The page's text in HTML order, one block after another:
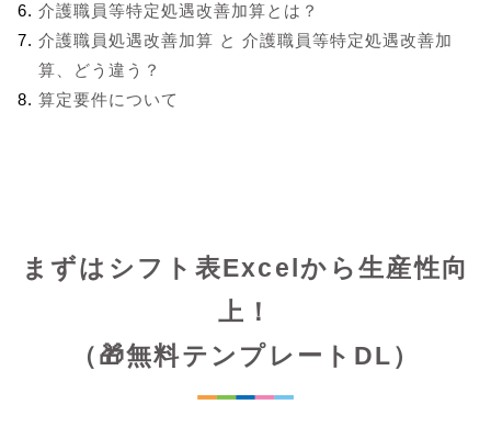
介護職員等特定処遇改善加算とは？
介護職員処遇改善加算 と 介護職員等特定処遇改善加
算、どう違う？
算定要件について
まずはシフト表Excelから生産性向
上！
（🎁無料テンプレートDL）